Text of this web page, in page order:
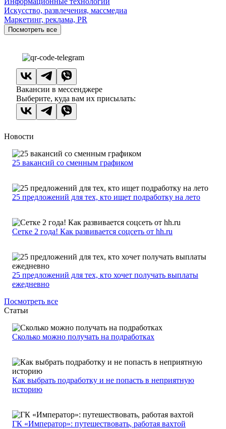
Искусство, развлечения, массмедиа
Маркетинг, реклама, PR
Посмотреть все
Вакансии в мессенджере
Выберите, куда вам их присылать:
Новости
25 вакансий со сменным графиком
25 предложений для тех, кто ищет подработку на лето
Сетке 2 года! Как развивается соцсеть от hh.ru
25 предложений для тех, кто хочет получать выплаты
ежедневно
Посмотреть все
Статьи
Сколько можно получать на подработках
Как выбрать подработку и не попасть в неприятную
историю
ГК «Император»: путешествовать, работая вахтой